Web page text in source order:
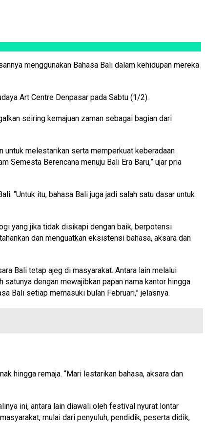
menggunakan Bahasa Bali dalam kehidupan mereka
Art Centre Denpasar pada Sabtu (1/2).
seiring kemajuan zaman sebagai bagian dari
untuk melestarikan serta memperkuat keberadaan
Semesta Berencana menuju Bali Era Baru,” ujar pria
“Untuk itu, bahasa Bali juga jadi salah satu dasar untuk
yang jika tidak disikapi dengan baik, berpotensi
dan menguatkan eksistensi bahasa, aksara dan
Bali tetap ajeg di masyarakat. Antara lain melalui
satunya dengan mewajibkan papan nama kantor hingga
Bali setiap memasuki bulan Februari,” jelasnya.
hingga remaja. “Mari lestarikan bahasa, aksara dan
ini, antara lain diawali oleh festival nyurat lontar
mulai dari penyuluh, pendidik, peserta didik,